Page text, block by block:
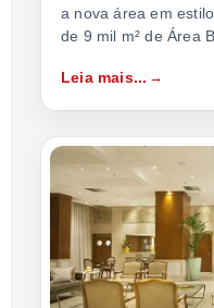
a nova área em
de 9 mil m² de Área
Leia mais...